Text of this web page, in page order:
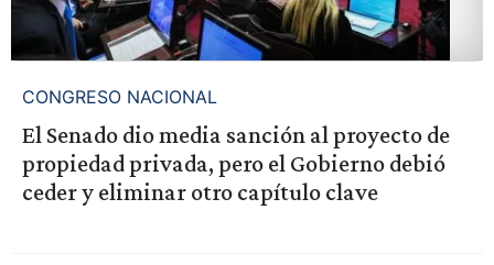
CONGRESO NACIONAL
El Senado dio media sanción al proyecto de
propiedad privada, pero el Gobierno debió
ceder y eliminar otro capítulo clave